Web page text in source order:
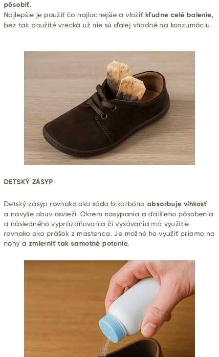
pôsobiť.
Najlepšie je použiť čo najlacnejšie a vložiť kľudne celé balenie,
bez tak použité vrecká už nie sú ďalej vhodné na konzumáciu.
DETSKÝ ZÁSYP
Detský zásyp rovnako ako sóda bikarbóna absorbuje vlhkosť
a navyše obuv osvieži. Okrem nasypania a ďalšieho pôsobenia
a následného vyprázdňovania či vysávania má využitie
rovnako ako prášok z mastenca. Je možné ho využiť priamo na
nohy a zmierniť tak samotné potenie.